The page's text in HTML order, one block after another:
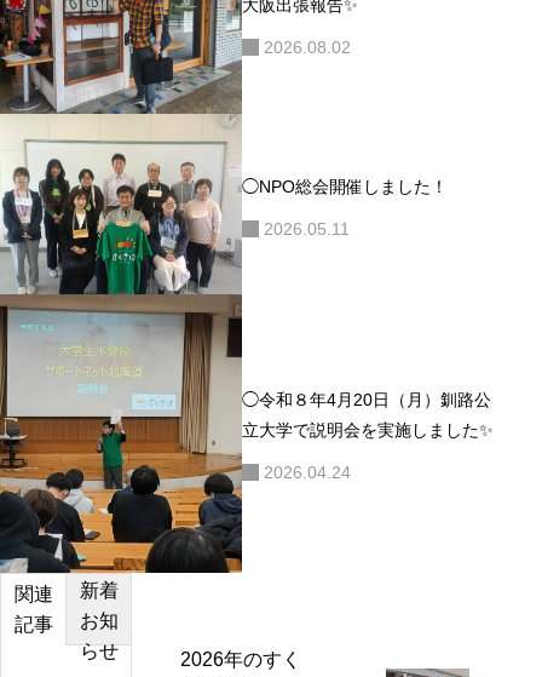
大阪出張報告✨
2026.08.02
◯NPO総会開催しました！
2026.05.11
◯令和８年4月20日（月）釧路公
立大学で説明会を実施しました✨
2026.04.24
関連
記事
新着
お知
らせ
2026年のすく